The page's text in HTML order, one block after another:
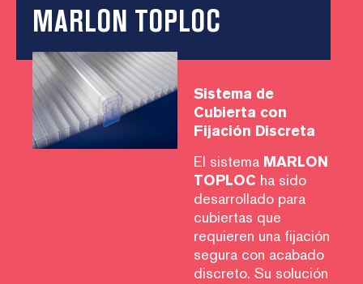
MARLON TOPLOC
Sistema de
Cubierta con
Fijación Discreta
El sistema MARLON
TOPLOC ha sido
desarrollado para
cubiertas que
requieren una fijación
segura con acabado
discreto. Su solución